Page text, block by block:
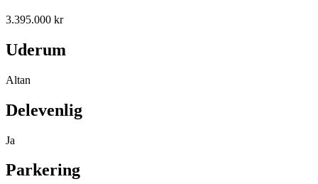
3.395.000 kr
Uderum
Altan
Delevenlig
Ja
Parkering